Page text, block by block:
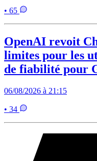
• 65
OpenAI revoit
limites pour les
de fiabilité pour
06/08/2026 à 21:15
• 34